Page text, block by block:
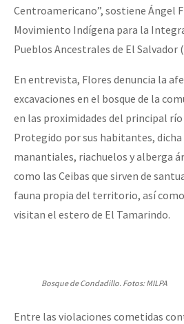
Centroamericano”, sostiene Ángel
Movimiento Indígena para la
Pueblos Ancestrales de El Salvador
En entrevista, Flores denuncia la
excavaciones en el bosque de la
en las proximidades del principal río
Protegido por sus habitantes, dicha
manantiales, riachuelos y alberga
como las Ceibas que sirven de
fauna propia del territorio, así
visitan el estero de El Tamarindo.
Bosque de Condadillo. Fotos: MILPA
Entre las violaciones cometidas